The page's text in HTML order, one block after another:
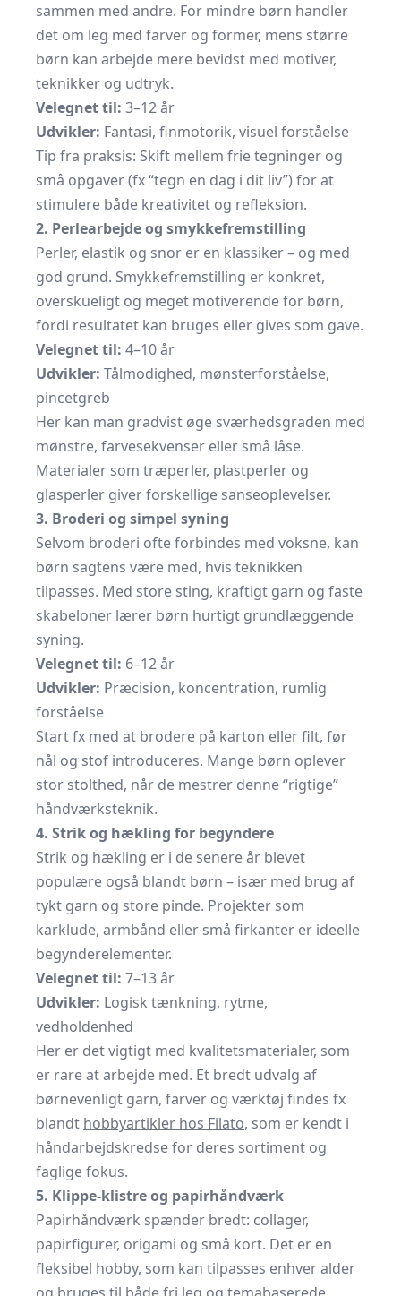
sammen med andre. For mindre børn handler
det om leg med farver og former, mens større
børn kan arbejde mere bevidst med motiver,
teknikker og udtryk.
Velegnet til: 3–12 år
Udvikler: Fantasi, finmotorik, visuel forståelse
Tip fra praksis: Skift mellem frie tegninger og
små opgaver (fx “tegn en dag i dit liv”) for at
stimulere både kreativitet og refleksion.
2. Perlearbejde og smykkefremstilling
Perler, elastik og snor er en klassiker – og med
god grund. Smykkefremstilling er konkret,
overskueligt og meget motiverende for børn,
fordi resultatet kan bruges eller gives som gave.
Velegnet til: 4–10 år
Udvikler: Tålmodighed, mønsterforståelse,
pincetgreb
Her kan man gradvist øge sværhedsgraden med
mønstre, farvesekvenser eller små låse.
Materialer som træperler, plastperler og
glasperler giver forskellige sanseoplevelser.
3. Broderi og simpel syning
Selvom broderi ofte forbindes med voksne, kan
børn sagtens være med, hvis teknikken
tilpasses. Med store sting, kraftigt garn og faste
skabeloner lærer børn hurtigt grundlæggende
syning.
Velegnet til: 6–12 år
Udvikler: Præcision, koncentration, rumlig
forståelse
Start fx med at brodere på karton eller filt, før
nål og stof introduceres. Mange børn oplever
stor stolthed, når de mestrer denne “rigtige”
håndværksteknik.
4. Strik og hækling for begyndere
Strik og hækling er i de senere år blevet
populære også blandt børn – især med brug af
tykt garn og store pinde. Projekter som
karklude, armbånd eller små firkanter er ideelle
begynderelementer.
Velegnet til: 7–13 år
Udvikler: Logisk tænkning, rytme,
vedholdenhed
Her er det vigtigt med kvalitetsmaterialer, som
er rare at arbejde med. Et bredt udvalg af
børnevenligt garn, farver og værktøj findes fx
blandt hobbyartikler hos Filato, som er kendt i
håndarbejdskredse for deres sortiment og
faglige fokus.
5. Klippe-klistre og papirhåndværk
Papirhåndværk spænder bredt: collager,
papirfigurer, origami og små kort. Det er en
fleksibel hobby, som kan tilpasses enhver alder